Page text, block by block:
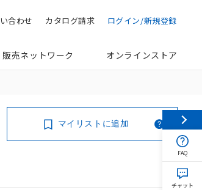
ログイン/新規登録
カタログ請求
合わせ
販売ネットワーク オンラインストア
マイリストに追加
FAQ
チャット